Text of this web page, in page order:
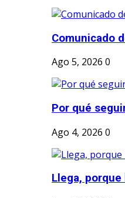
Comunicado
Ago 5, 2026 0
Por qué
Ago 4, 2026 0
Llega, porque